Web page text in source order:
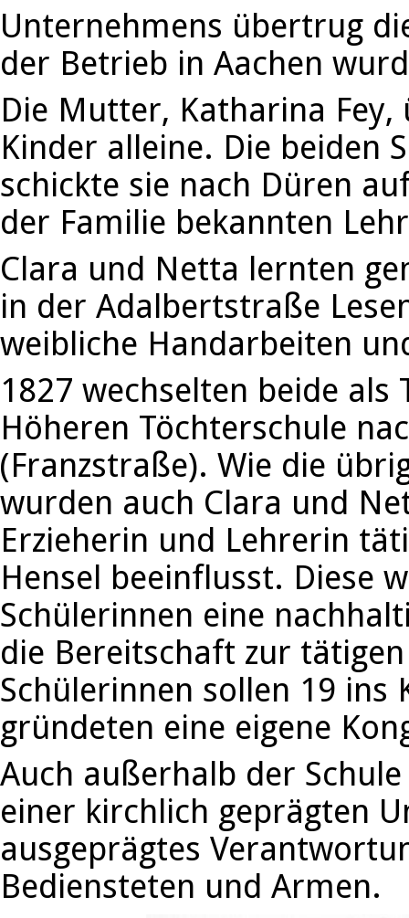
Unternehmens übertrug
der Betrieb in Aachen
Die Mutter, Katharina
Kinder alleine. Die beiden
schickte sie nach Düren
der Familie bekannten
Clara und Netta lernten
in der Adalbertstraße
weibliche Handarbeiten
1827 wechselten beide als
Höheren Töchterschule
(Franzstraße). Wie die
wurden auch Clara und
Erzieherin und Lehrerin
Hensel beeinflusst. Diese
Schülerinnen eine
die Bereitschaft zur
Schülerinnen sollen 19 ins
gründeten eine eigene
Auch außerhalb der
einer kirchlich geprägten
ausgeprägtes
Bediensteten und Armen.